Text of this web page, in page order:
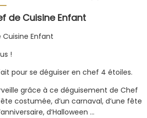
de Cuisine Enfant
Enfant
!
pour se déguiser en chef 4 étoiles.
grâce à ce déguisement de Chef
costumée, d’un carnaval, d’une fête
d’Halloween …